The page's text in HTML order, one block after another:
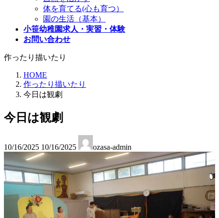
体を育てる(心も育つ）
園の生活（基本）
小笹幼稚園求人・実習・体験
お問い合わせ
作ったり描いたり
HOME
作ったり描いたり
今日は観劇
今日は観劇
10/16/2025 終
更
新
日
:
10/16/2025 ozasa-admin